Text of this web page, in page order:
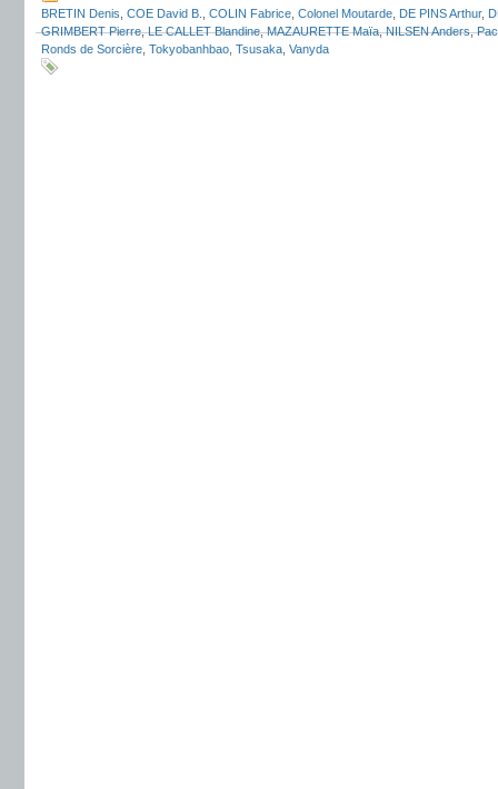
BRETIN Denis COE David B. COLIN Fabrice Colonel Moutarde DE PINS Arthur,
GRIMBERT Pierre,LE CALLET Blandine,MAZAURETTE Maïa,NILSEN Anders,
Ronds de Sorcière Tokyobanhbao Tsusaka Vanyda